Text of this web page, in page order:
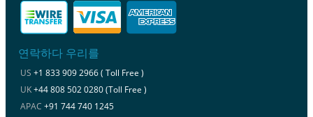
연락하다 우리를
US +1 833 909 2966 ( Toll Free )
UK+44 808 502 0280 (Toll Free )
APAC +91 744 740 1245